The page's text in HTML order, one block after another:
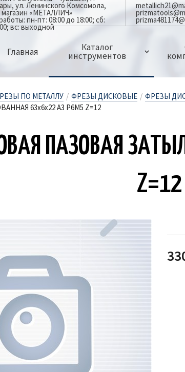
ул. Ленинского Комсомола,
«МЕТАЛЛИЧ»
пн-пт: 08:00 до 18:00; сб:
вс: выходной
Главная Каталог
инструментов
ПО МЕТАЛЛУ / ФРЕЗЫ ДИСКОВЫЕ / ФРЕЗЫ
63х6х22 А3 Р6М5 Z=12
ПА­ЗО­ВАЯ
Z=12